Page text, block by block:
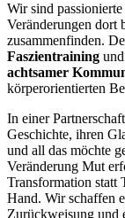
Wir sind
Veränderungen dort
zusammenfinden.
Faszientraining und
achtsamer
körperorientierten
In einer
Geschichte, ihren
und all das möchte
Veränderung Mut
Transformation statt
Hand. Wir schaffen
Zurückweisung und